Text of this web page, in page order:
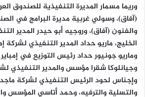
وريما مسمار المديرة التنفيذية للصندوق
(آفاق)، وسولي غربية مديرة البرامج في
والفنون (آفاق)، وروجيه أبو حيدر المدير
الخليج، ماريو حداد المدير التنفيذي لشركة
وماريو جونيور حداد رئيس التوزيع في إمباير
وجيانلوكا شقرا مؤسس والمدير التنفيذي
وإجناس لحود الرئيس التنفيذي لشركة
والتسلية والترفيه، وحمد أتاسي المؤسس